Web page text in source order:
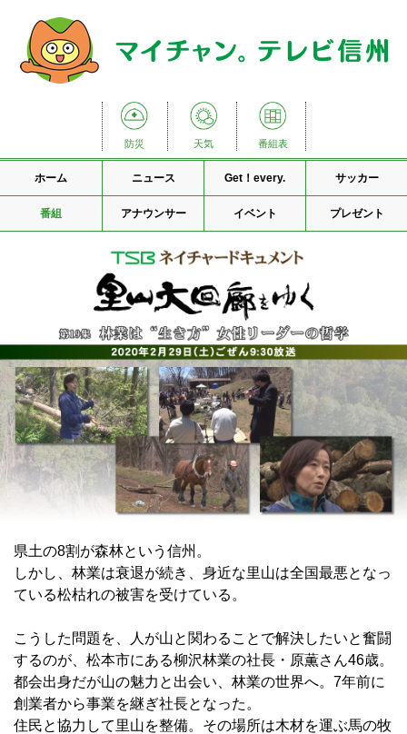
防災 天気 番組表
ホーム ニュース Get！every. サッカー
番組 アナウンサー イベント プレゼント
県土の8割が森林という信州。
しかし、林業は衰退が続き、身近な里山は全国最悪となっ
ている松枯れの被害を受けている。
こうした問題を、人が山と関わることで解決したいと奮闘
するのが、松本市にある柳沢林業の社長・原薫さん46歳。
都会出身だが山の魅力と出会い、林業の世界へ。7年前に
創業者から事業を継ぎ社長となった。
住民と協力して里山を整備。その場所は木材を運ぶ馬の牧